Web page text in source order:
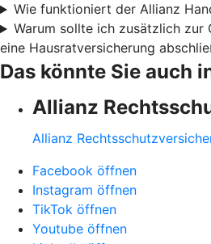
Wie funktioniert der Allianz
Warum sollte ich zusätzlich zur
eine Hausratversicherung
Das könnte Sie auch
Allianz
Allianz
Facebook öffnen
Instagram öffnen
TikTok öffnen
Youtube öffnen